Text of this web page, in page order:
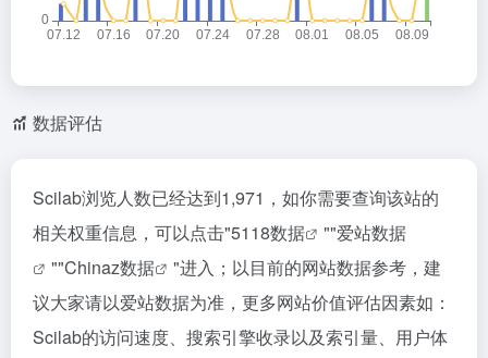
数据评估
Scilab浏览人数已经达到1,971，如你需要查询该站的
相关权重信息，可以点击"5118数据 ""爱站数据
""Chinaz数据
"进入；以目前的网站数据参考，建
议大家请以爱站数据为准，更多网站价值评估因素如：
Scilab的访问速度、搜索引擎收录以及索引量、用户体